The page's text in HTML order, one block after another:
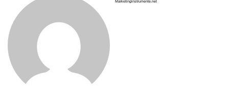
Marketinginstrumente.net